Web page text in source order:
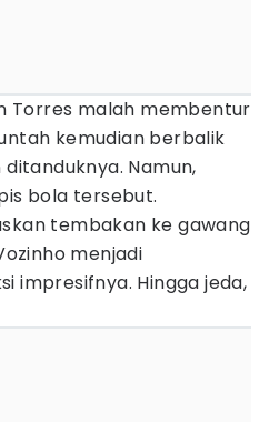
Torres malah membentur
kemudian berbalik
ditanduknya. Namun,
bola tersebut.
tembakan ke gawang
menjadi
impresifnya. Hingga jeda,